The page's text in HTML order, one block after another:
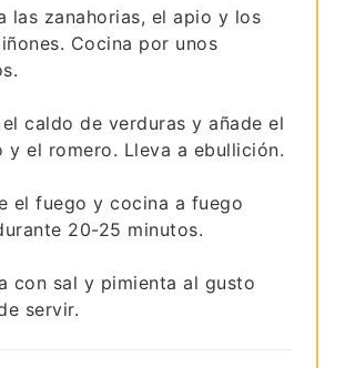
las zanahorias, el apio y los
Cocina por unos
caldo de verduras y añade el
y el romero. Lleva a ebullición.
el fuego y cocina a fuego
20-25 minutos.
con sal y pimienta al gusto
servir.